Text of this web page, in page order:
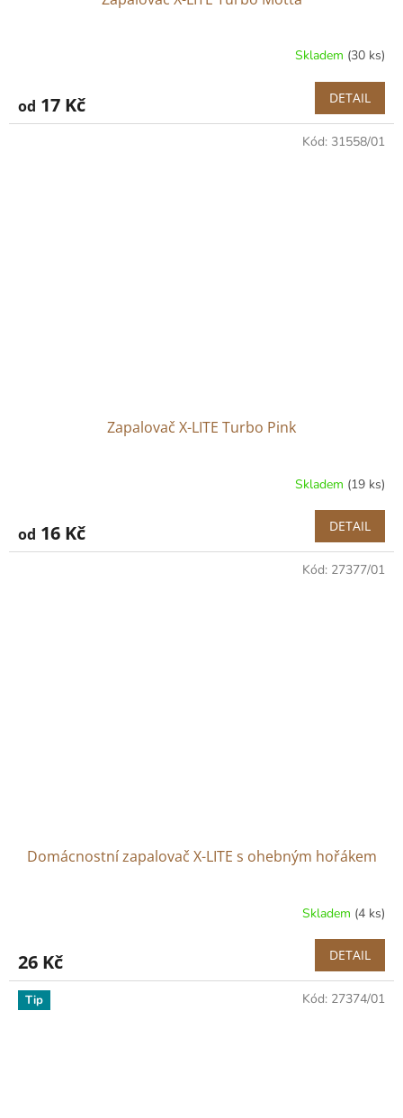
Skladem (30 ks)
od 17 Kč DETAIL
Zapalovač X-LITE Turbo Pink
Skladem (19 ks)
od 16 Kč DETAIL
Kód: 31558/01
Domácnostní zapalovač X-LITE s ohebným hořákem
Skladem (4 ks)
26 Kč DETAIL
Kód: 27377/01
Tip Kód: 27374/01